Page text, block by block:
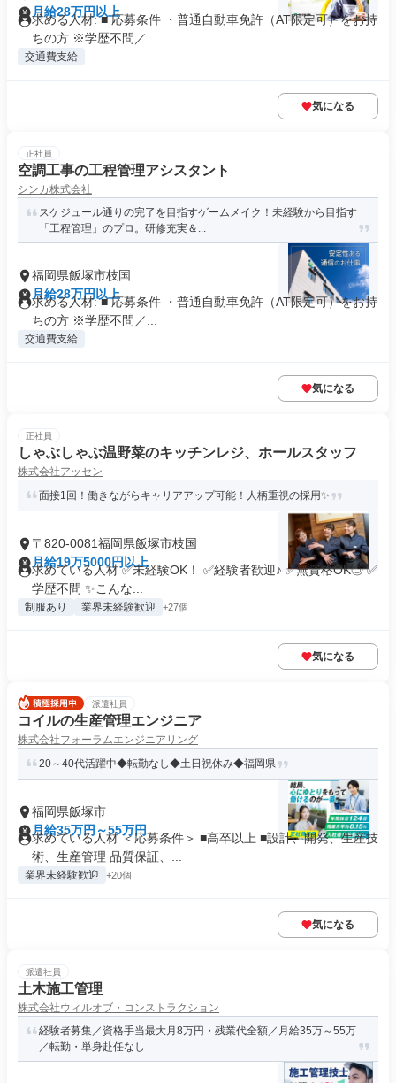
月給28万円以上
求める人材: ■ 応募条件 ・普通自動車免許（AT限定可）をお持
ちの方 ※学歴不問／...
交通費支給
気になる
正社員
空調工事の工程管理アシスタント
シンカ株式会社
スケジュール通りの完了を目指すゲームメイク！未経験から目指す
「工程管理」のプロ。研修充実＆...
福岡県飯塚市枝国
月給28万円以上
求める人材: ■ 応募条件 ・普通自動車免許（AT限定可）をお持
ちの方 ※学歴不問／...
交通費支給
気になる
正社員
しゃぶしゃぶ温野菜のキッチンレジ、ホールスタッフ
株式会社アッセン
面接1回！働きながらキャリアアップ可能！人柄重視の採用✨
〒820-0081福岡県飯塚市枝国
月給19万5000円以上
求めている人材 ✅未経験OK！ ✅経験者歓迎♪ ✅無資格OK◎ ✅
学歴不問 ✨こんな...
制服あり 業界未経験歓迎 +27個
気になる
派遣社員
コイルの生産管理エンジニア
株式会社フォーラムエンジニアリング
20～40代活躍中◆転勤なし◆土日祝休み◆福岡県
福岡県飯塚市
月給35万円～55万円
求めている人材 ＜応募条件＞ ■高卒以上 ■設計、開発、生産技
術、生産管理 品質保証、...
業界未経験歓迎 +20個
気になる
派遣社員
土木施工管理
株式会社ウィルオブ・コンストラクション
経験者募集／資格手当最大月8万円・残業代全額／月給35万～55万
／転勤・単身赴任なし